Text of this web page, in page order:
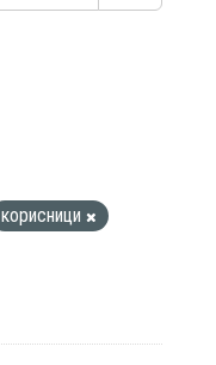
корисници